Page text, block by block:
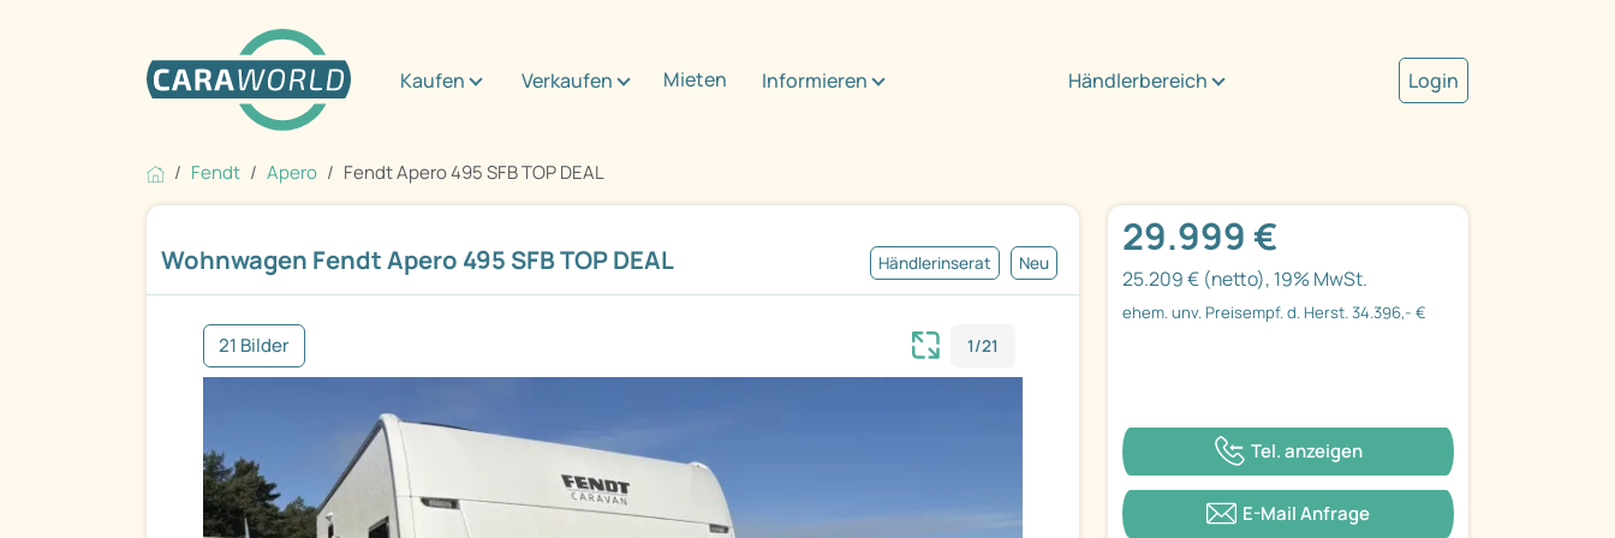
Kaufen Verkaufen Mieten Informieren Händlerbereich Login
Fendt Apero Fendt Apero 495 SFB TOP DEAL
Wohnwagen Fendt Apero 495 SFB TOP DEAL Händlerinserat Neu
21 Bilder 1/21
29.999 €
25.209 € (netto), 19% MwSt.
ehem. unv. Preisempf. d. Herst. 34.396,- €
Tel. anzeigen
E-Mail Anfrage